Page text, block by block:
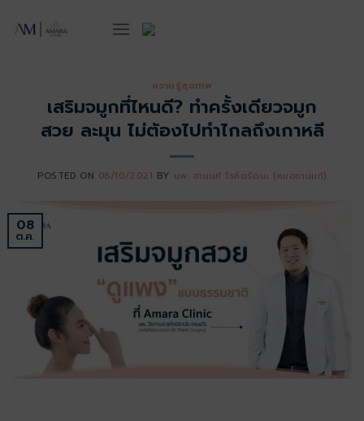
ความรู้สุขภาพ
เสริมจมูกที่ไหนดี? ทำครั้งเดียวจมูก
สวย ละมุน ไม่ต้องไปทำไกลถึงเกาหลี
POSTED ON 08/10/2021 BY นพ. ชานนท์ โรหิตรัตนะ (หมอชานนท์)
08
ต.ค.